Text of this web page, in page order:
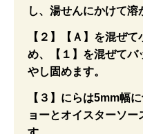
し、湯せんにかけて溶
【２】【Ａ】を混ぜ
め、【１】を混ぜてバ
やし固めます。
【３】にらは5mm幅
ョーとオイスターソー